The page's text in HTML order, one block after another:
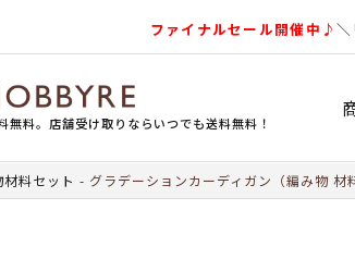
ファイナルセール開催中♪
料。店舗受け取りならいつでも送料無料！
料セット グラデーションカーディガン（編み物 材